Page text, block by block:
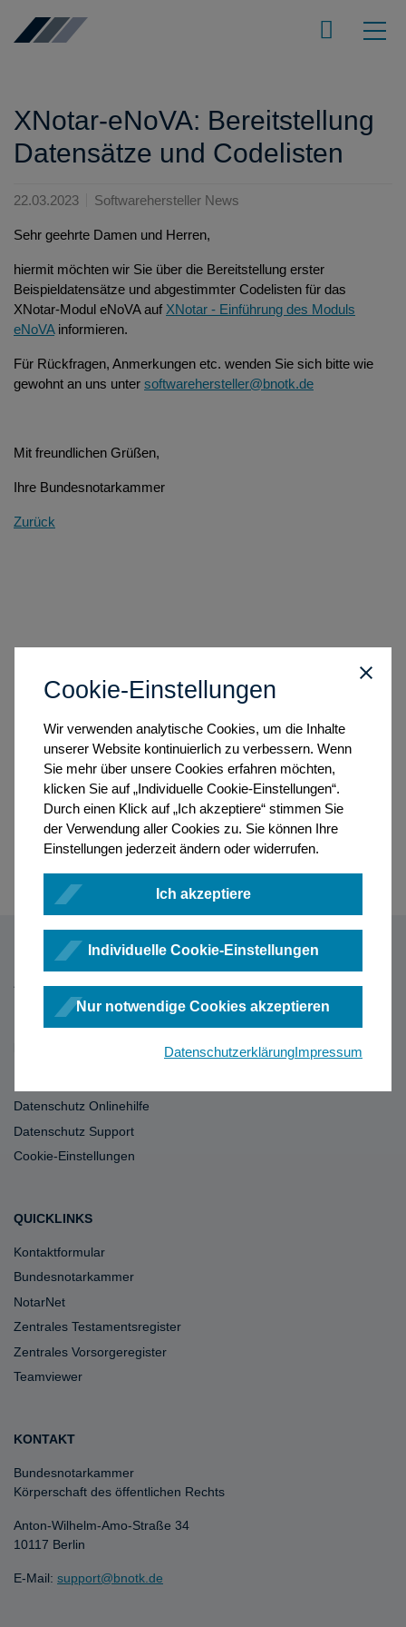
Cookie-Einstellungen
Wir verwenden analytische Cookies, um die Inhalte
unserer Website kontinuierlich zu verbessern. Wenn
Sie mehr über unsere Cookies erfahren möchten,
klicken Sie auf „Individuelle Cookie-Einstellungen“.
Durch einen Klick auf „Ich akzeptiere“ stimmen Sie
der Verwendung aller Cookies zu. Sie können Ihre
Einstellungen jederzeit ändern oder widerrufen.
Ich akzeptiere
Individuelle Cookie-Einstellungen
Nur notwendige Cookies akzeptieren
DatenschutzerklärungImpressum
XNotar-eNoVA: Bereitstellung
Datensätze und Codelisten
22.03.2023 Softwarehersteller News
Sehr geehrte Damen und Herren,
hiermit möchten wir Sie über die Bereitstellung erster
Beispieldatensätze und abgestimmter Codelisten für das
XNotar-Modul eNoVA auf XNotar - Einführung des Moduls
eNoVAinformieren.
Für Rückfragen, Anmerkungen etc. wenden Sie sich bitte wie
gewohnt an uns unter softwarehersteller@bnotk.de
Mit freundlichen Grüßen,
Ihre Bundesnotarkammer
Zurück
Datenschutz Onlinehilfe
Datenschutz Support
Cookie-Einstellungen
QUICKLINKS
Kontaktformular
Bundesnotarkammer
NotarNet
Zentrales Testamentsregister
Zentrales Vorsorgeregister
Teamviewer
KONTAKT
Bundesnotarkammer
Körperschaft des öffentlichen Rechts
Anton-Wilhelm-Amo-Straße 34
10117 Berlin
E-Mail: support@bnotk.de